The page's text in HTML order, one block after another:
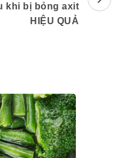
khi bị bỏng axit
HIỆU QUẢ